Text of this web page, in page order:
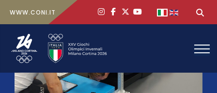
WWW.CONI.IT ig face yt Seleziona la